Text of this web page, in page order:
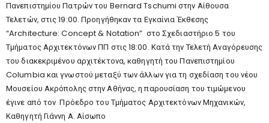
Πανεπιστημίου Πατρών του Bernard Tschumi στην Αίθουσα
Τελετών, στις 19:00. Προηγήθηκαν τα Εγκαίνια Έκθεσης
“Architecture: Concept & Notation” στο Σχεδιαστήριο 5 του
Τμήματος Αρχιτεκτόνων ΠΠ στις 18:00. Κατά την Τελετή Αναγόρευσης
του διακεκριμένου αρχιτέκτονα, καθηγητή του Πανεπιστημίου
Columbia και γνωστού μεταξύ των άλλων για τη σχεδίαση του νέου
Μουσείου Ακρόπολης στην Αθήνας, η παρουσίαση του τιμώμενου
έγινε από τον Πρόεδρο του Τμήματος Αρχιτεκτόνων Μηχανικών,
Καθηγητή Γιάννη Α. Αίσωπο